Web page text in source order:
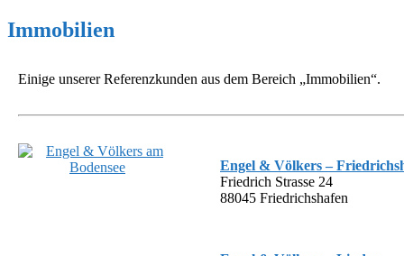
Immobilien
Einige unserer Referenzkunden aus dem Bereich „Immobilien“.
Engel & Völkers –
Friedrich Strasse 24
88045 Friedrichshafen